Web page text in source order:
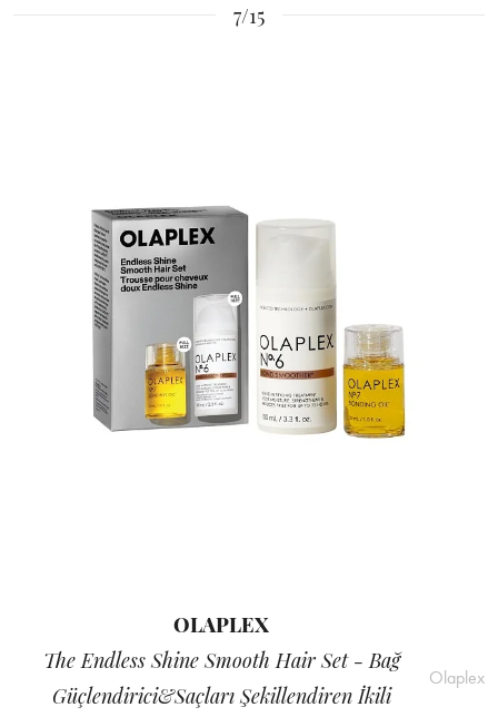
7/15
OLAPLEX
The Endless Shine Smooth Hair Set - Bağ
Güçlendirici&Saçları Şekillendiren İkili
Olaplex